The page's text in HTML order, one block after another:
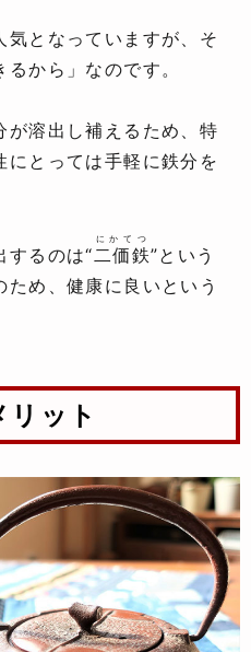
となっていますが、そ
から」なのです。
が溶出し補えるため、特
にとっては手軽に鉄分を
するのは“ 二価鉄
にかてつ
”という
め、健康に良いという
リット